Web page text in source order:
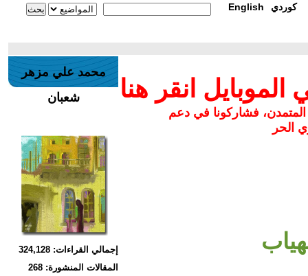
English كوردي
انقر هنا
المتمدن، فشاركونا في دعم
الحر
محمد علي مزهر
شعبان
إجمالي القراءات: 324,128
المقالات المنشورة: 268